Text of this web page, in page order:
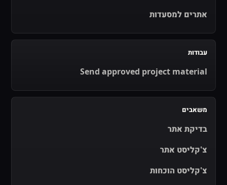
אתרים למסעדות
עבודות
Send approved project material
משאבים
בדיקת אתר
צ'קליסט אתר
צ'קליסט הוכחות